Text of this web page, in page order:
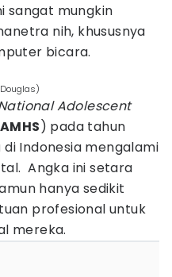
sangat mungkin
nih, khususnya
bicara.
Adolescent
) pada tahun
Indonesia mengalami
Angka ini setara
hanya sedikit
profesional untuk
mereka.